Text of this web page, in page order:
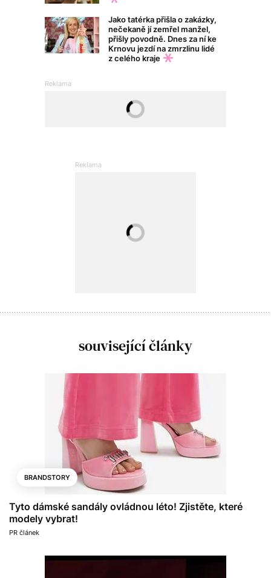
Jako tatérka přišla o zakázky,
nečekaně jí zemřel manžel,
přišly povodně. Dnes za ní ke
Krnovu jezdí na zmrzlinu lidé
z celého kraje
související články
BRANDSTORY
Tyto dámské sandály ovládnou léto! Zjistěte, které
modely vybrat!
PR článek